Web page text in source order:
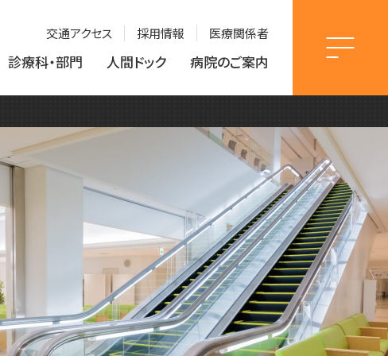
交通アクセス 採用情報 医療関係者
診療科・部門 人間ドック 病院のご案内